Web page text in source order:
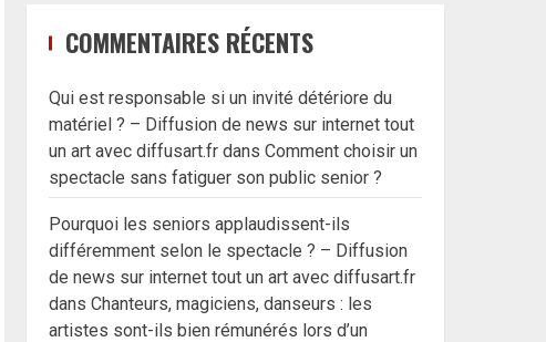
COMMENTAIRES RÉCENTS
Qui est responsable si un invité détériore du
matériel ? – Diffusion de news sur internet tout
un art avec diffusart.fr dansComment choisir un
spectacle sans fatiguer son public senior ?
Pourquoi les seniors applaudissent-ils
différemment selon le spectacle ? – Diffusion
de news sur internet tout un art avec diffusart.fr
dansChanteurs, magiciens, danseurs : les
artistes sont-ils bien rémunérés lors d’un